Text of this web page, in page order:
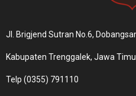
Jl. Brigjend Sutran No.6,
Kabupaten Trenggalek, Jawa
Telp (0355) 791110